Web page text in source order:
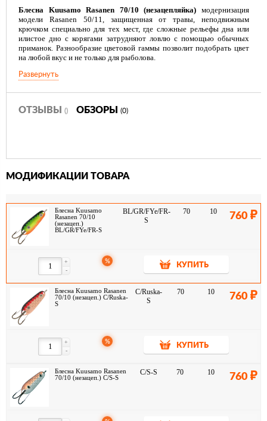
Блесна Kuusamo Rasanen 70/10 (незацепляйка) модернизация
модели Rasanen 50/11, защищенная от травы, неподвижным
крючком специально для тех мест, где сложные рельефы дна или
илистое дно с корягами затрудняют ловлю с помощью обычных
приманок. Разнообразие цветовой гаммы позволит подобрать цвет
на любой вкус и не только для рыболова.
Развернуть
ОТЗЫВЫ () ОБЗОРЫ (0)
МОДИФИКАЦИИ ТОВАРА
Блесна Kuusamo
Rasanen 70/10
(незацеп.)
BL/GR/FYe/FR-S
BL/GR/FYe/FR-
S
70 10 760
-
+ %
КУПИТЬ
Блесна Kuusamo Rasanen
70/10 (незацеп.) C/Ruska-
S
C/Ruska-
S
70 10 760
-
+ %
КУПИТЬ
Блесна Kuusamo Rasanen
70/10 (незацеп.) C/S-S
C/S-S 70 10 760